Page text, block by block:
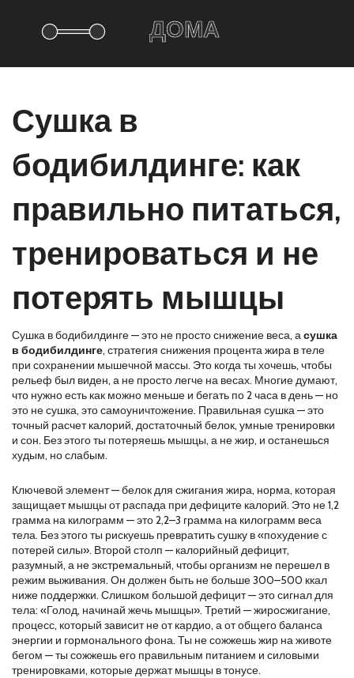
Сушка в
бодибилдинге: как
правильно питаться,
тренироваться и не
потерять мышцы
Сушка в бодибилдинге — это не просто снижение веса, асушка
в бодибилдинге, стратегия снижения процента жира в теле
при сохранении мышечной массы. Это когда ты хочешь, чтобы
рельеф был виден, а не просто легче на весах. Многие думают,
что нужно есть как можно меньше и бегать по 2 часа в день — но
это не сушка, это самоуничтожение. Правильная сушка — это
точный расчет калорий, достаточный белок, умные тренировки
и сон. Без этого ты потеряешь мышцы, а не жир, и останешься
худым, но слабым.
Ключевой элемент —белок для сжигания жира, норма, которая
защищает мышцы от распада при дефиците калорий. Это не 1,2
грамма на килограмм — это 2,2–3 грамма на килограмм веса
тела. Без этого ты рискуешь превратить сушку в «похудение с
потерей силы». Второй столп — калорийный дефицит,
разумный, а не экстремальный, чтобы организм не перешел в
режим выживания. Он должен быть не больше 300–500 ккал
ниже поддержки. Слишком большой дефицит — это сигнал для
тела: «Голод, начинай жечь мышцы». Третий —жиросжигание,
процесс, который зависит не от кардио, а от общего баланса
энергии и гормонального фона. Ты не сожжешь жир на животе
бегом — ты сожжешь его правильным питанием и силовыми
тренировками, которые держат мышцы в тонусе.